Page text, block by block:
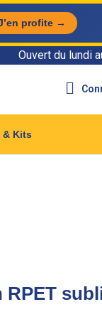
profite →
Ouvert du lundi
& Kits
RPET